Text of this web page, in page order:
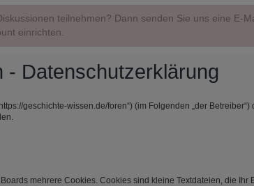
teilnehmen? Dann senden Sie uns eine E-
einrichten.
- Datenschutzerklärung
geschichte-wissen.de/foren“) (im Folgenden „der Betreiber“)
mehrere Cookies. Cookies sind kleine Textdateien, die Ihr